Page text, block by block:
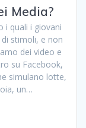
Media?
i quali i giovani
stimoli, e non
dei video e
su Facebook,
simulano lotte,
un…